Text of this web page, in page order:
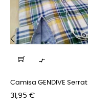

Camisa GENDIVE Serrat
Precio
31,95 €